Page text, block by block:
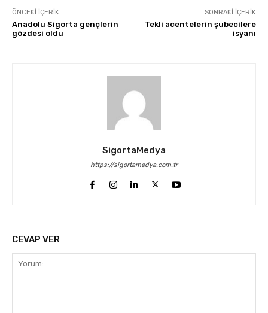
ÖNCEKI İÇERIK
Anadolu Sigorta gençlerin
gözdesi oldu
SONRAKI İÇERIK
Tekli acentelerin şubecilere
isyanı
SigortaMedya
https://sigortamedya.com.tr
CEVAP VER